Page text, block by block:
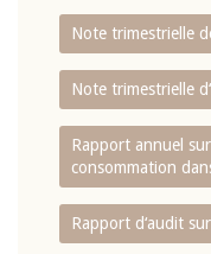
Note trimestrielle
Note trimestrielle
Rapport annuel
consommation
Rapport d‘audit